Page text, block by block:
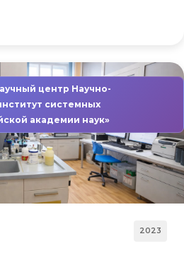
центр Научно-
системных
академии наук»
2023